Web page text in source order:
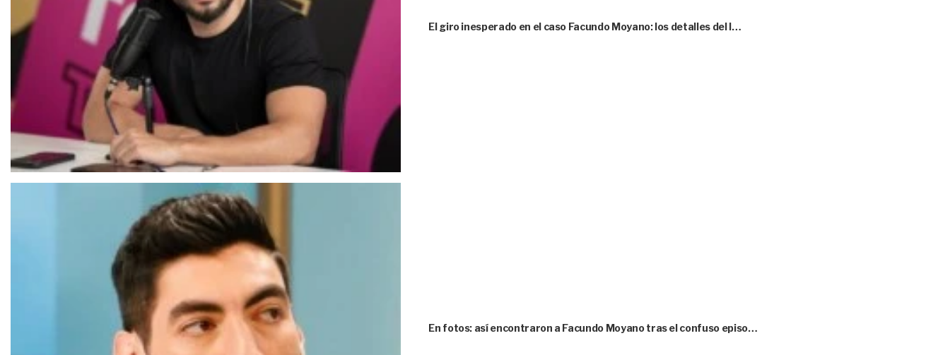
El giro inesperado en el caso Facundo Moyano: los detalles del l…
En fotos: así encontraron a Facundo Moyano tras el confuso episo…